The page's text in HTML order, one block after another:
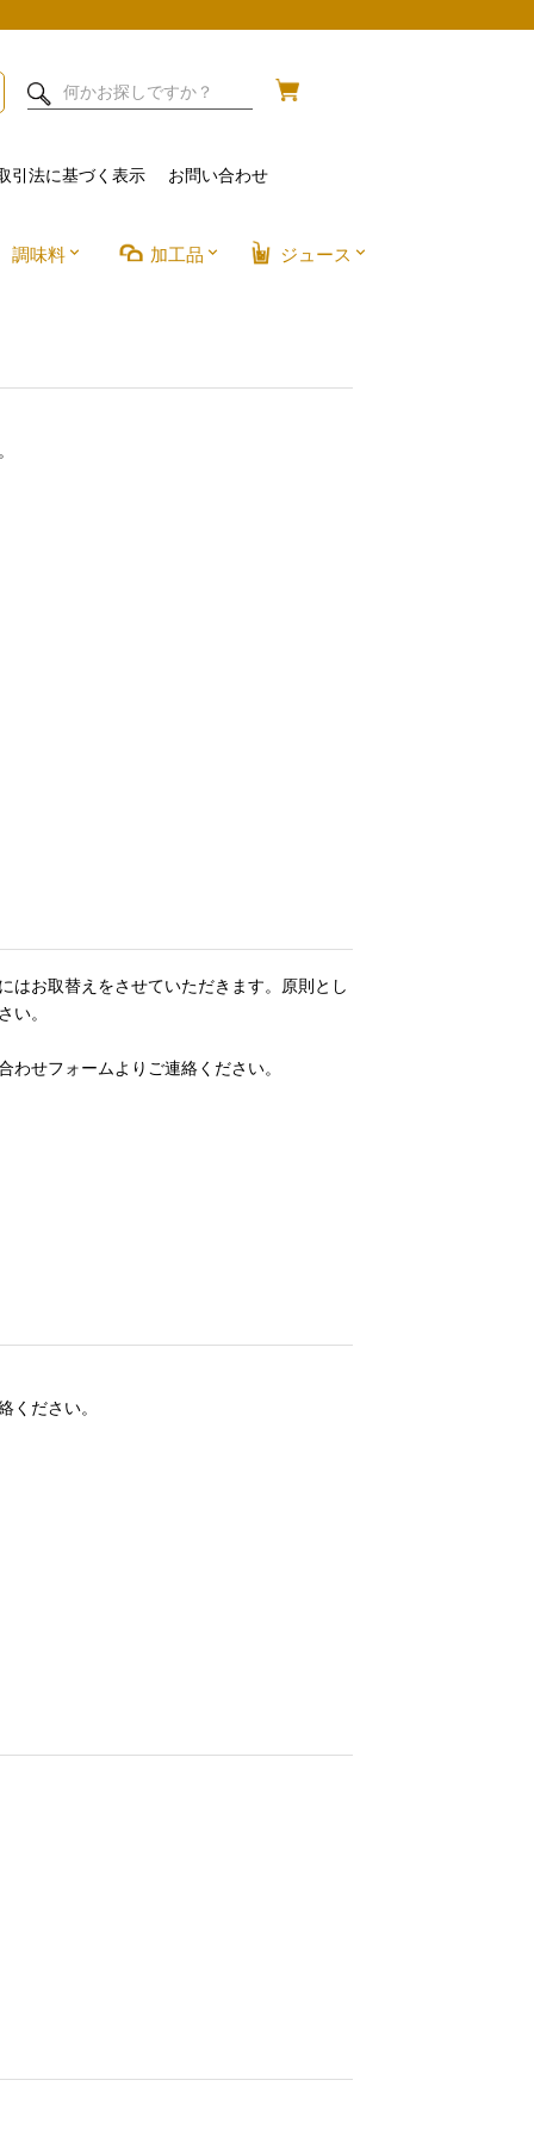
引法に基づく表示 お問い合わせ
調味料 加工品 ジュース
はお取替えをさせていただきます。原則とし
。
せフォームよりご連絡ください。
ださい。